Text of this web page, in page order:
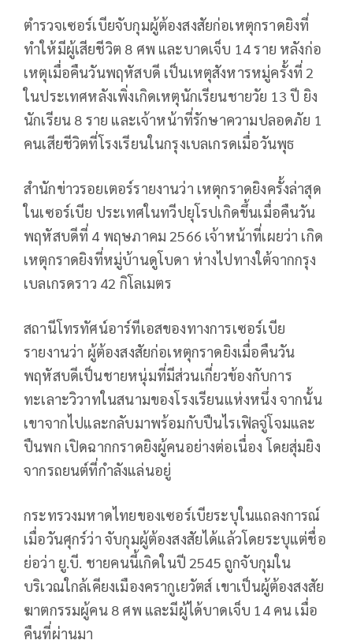
ตำรวจเซอร์เบียจับกุมผู้ต้องสงสัยก่อเหตุกราดยิงที่
ทำให้มีผู้เสียชีวิต 8 ศพ และบาดเจ็บ 14 ราย หลังก่อ
เหตุเมื่อคืนวันพฤหัสบดี เป็นเหตุสังหารหมู่ครั้งที่ 2
ในประเทศหลังเพิ่งเกิดเหตุนักเรียนชายวัย 13 ปี ยิง
นักเรียน 8 ราย และเจ้าหน้าที่รักษาความปลอดภัย 1
คนเสียชีวิตที่โรงเรียนในกรุงเบลเกรดเมื่อวันพุธ
สำนักข่าวรอยเตอร์รายงานว่า เหตุกราดยิงครั้งล่าสุด
ในเซอร์เบีย ประเทศในทวีปยุโรปเกิดขึ้นเมื่อคืนวัน
พฤหัสบดีที่ 4 พฤษภาคม 2566 เจ้าหน้าที่เผยว่า เกิด
เหตุกราดยิงที่หมู่บ้านดูโบดา ห่างไปทางใต้จากกรุง
เบลเกรดราว 42 กิโลเมตร
สถานีโทรทัศน์อาร์ทีเอสของทางการเซอร์เบีย
รายงานว่า ผู้ต้องสงสัยก่อเหตุกราดยิงเมื่อคืนวัน
พฤหัสบดีเป็นชายหนุ่มที่มีส่วนเกี่ยวข้องกับการ
ทะเลาะวิวาทในสนามของโรงเรียนแห่งหนึ่ง จากนั้น
เขาจากไปและกลับมาพร้อมกับปืนไรเฟิลจู่โจมและ
ปืนพก เปิดฉากกราดยิงผู้คนอย่างต่อเนื่อง โดยสุ่มยิง
จากรถยนต์ที่กำลังแล่นอยู่
กระทรวงมหาดไทยของเซอร์เบียระบุในแถลงการณ์
เมื่อวันศุกร์ว่า จับกุมผู้ต้องสงสัยได้แล้วโดยระบุแต่ชื่อ
ย่อว่า ยู.บี. ชายคนนี้เกิดในปี 2545 ถูกจับกุมใน
บริเวณใกล้เคียงเมืองครากูเยวัตส์ เขาเป็นผู้ต้องสงสัย
ฆาตกรรมผู้คน 8 ศพ และมีผู้ได้บาดเจ็บ 14 คน เมื่อ
คืนที่ผ่านมา